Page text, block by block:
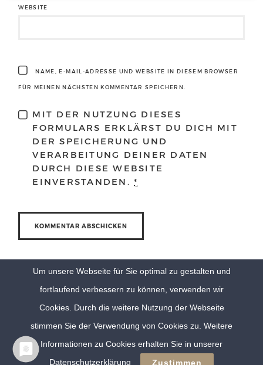
WEBSITE
NAME, E-MAIL-ADRESSE UND WEBSITE IN DIESEM BROWSER
FÜR MEINEN NÄCHSTEN KOMMENTAR SPEICHERN.
MIT DER NUTZUNG DIESES
FORMULARS ERKLÄRST DU DICH MIT
DER SPEICHERUNG UND
VERARBEITUNG DEINER DATEN
DURCH DIESE WEBSITE
EINVERSTANDEN.*
© Eva Berten Photography | Imprint Privacy Policy
Um unsere Webseite für Sie optimal zu gestalten und
fortlaufend verbessern zu können, verwenden wir
Cookies. Durch die weitere Nutzung der Webseite
stimmen Sie der Verwendung von Cookies zu. Weitere
Informationen zu Cookies erhalten Sie in unserer
Datenschutzerklärung
Zustimmen